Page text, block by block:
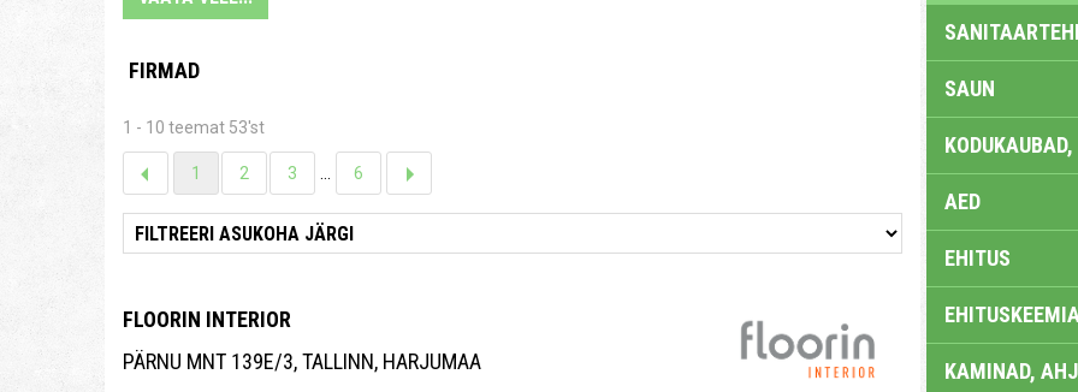
FIRMAD
1 - 10 teemat 53'st
1 2 3 6
FLOORIN INTERIOR
PÄRNU MNT 139E/3, TALLINN, HARJUMAA
SAUN
AED
EHITUS
KAMINAD,